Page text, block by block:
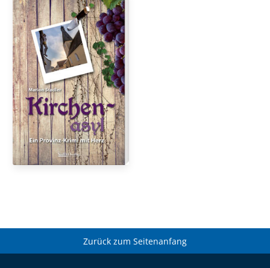
Zurück zum Seitenanfang